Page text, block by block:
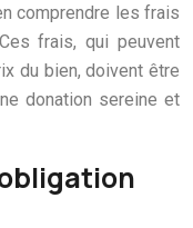
comprendre les frais
frais, qui peuvent
du bien, doivent être
donation sereine et